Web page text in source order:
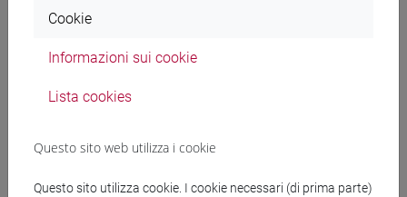
Cookie
Informazioni sui cookie
Lista cookies
Questo sito web utilizza i cookie
Questo sito utilizza cookie. I cookie necessari (di prima parte)